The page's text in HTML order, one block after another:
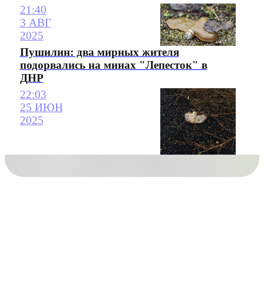
21:40
3 АВГ
2025
Пушилин: два мирных жителя
подорвались на минах "Лепесток" в
ДНР
22:03
25 ИЮН
2025